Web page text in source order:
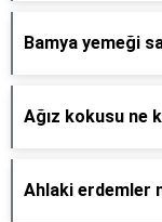
Bamya yemeği
Ağız kokusu ne
Ahlaki erdemler